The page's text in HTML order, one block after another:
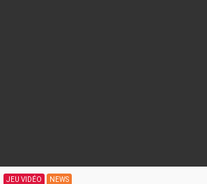
JEU VIDÉO NEWS